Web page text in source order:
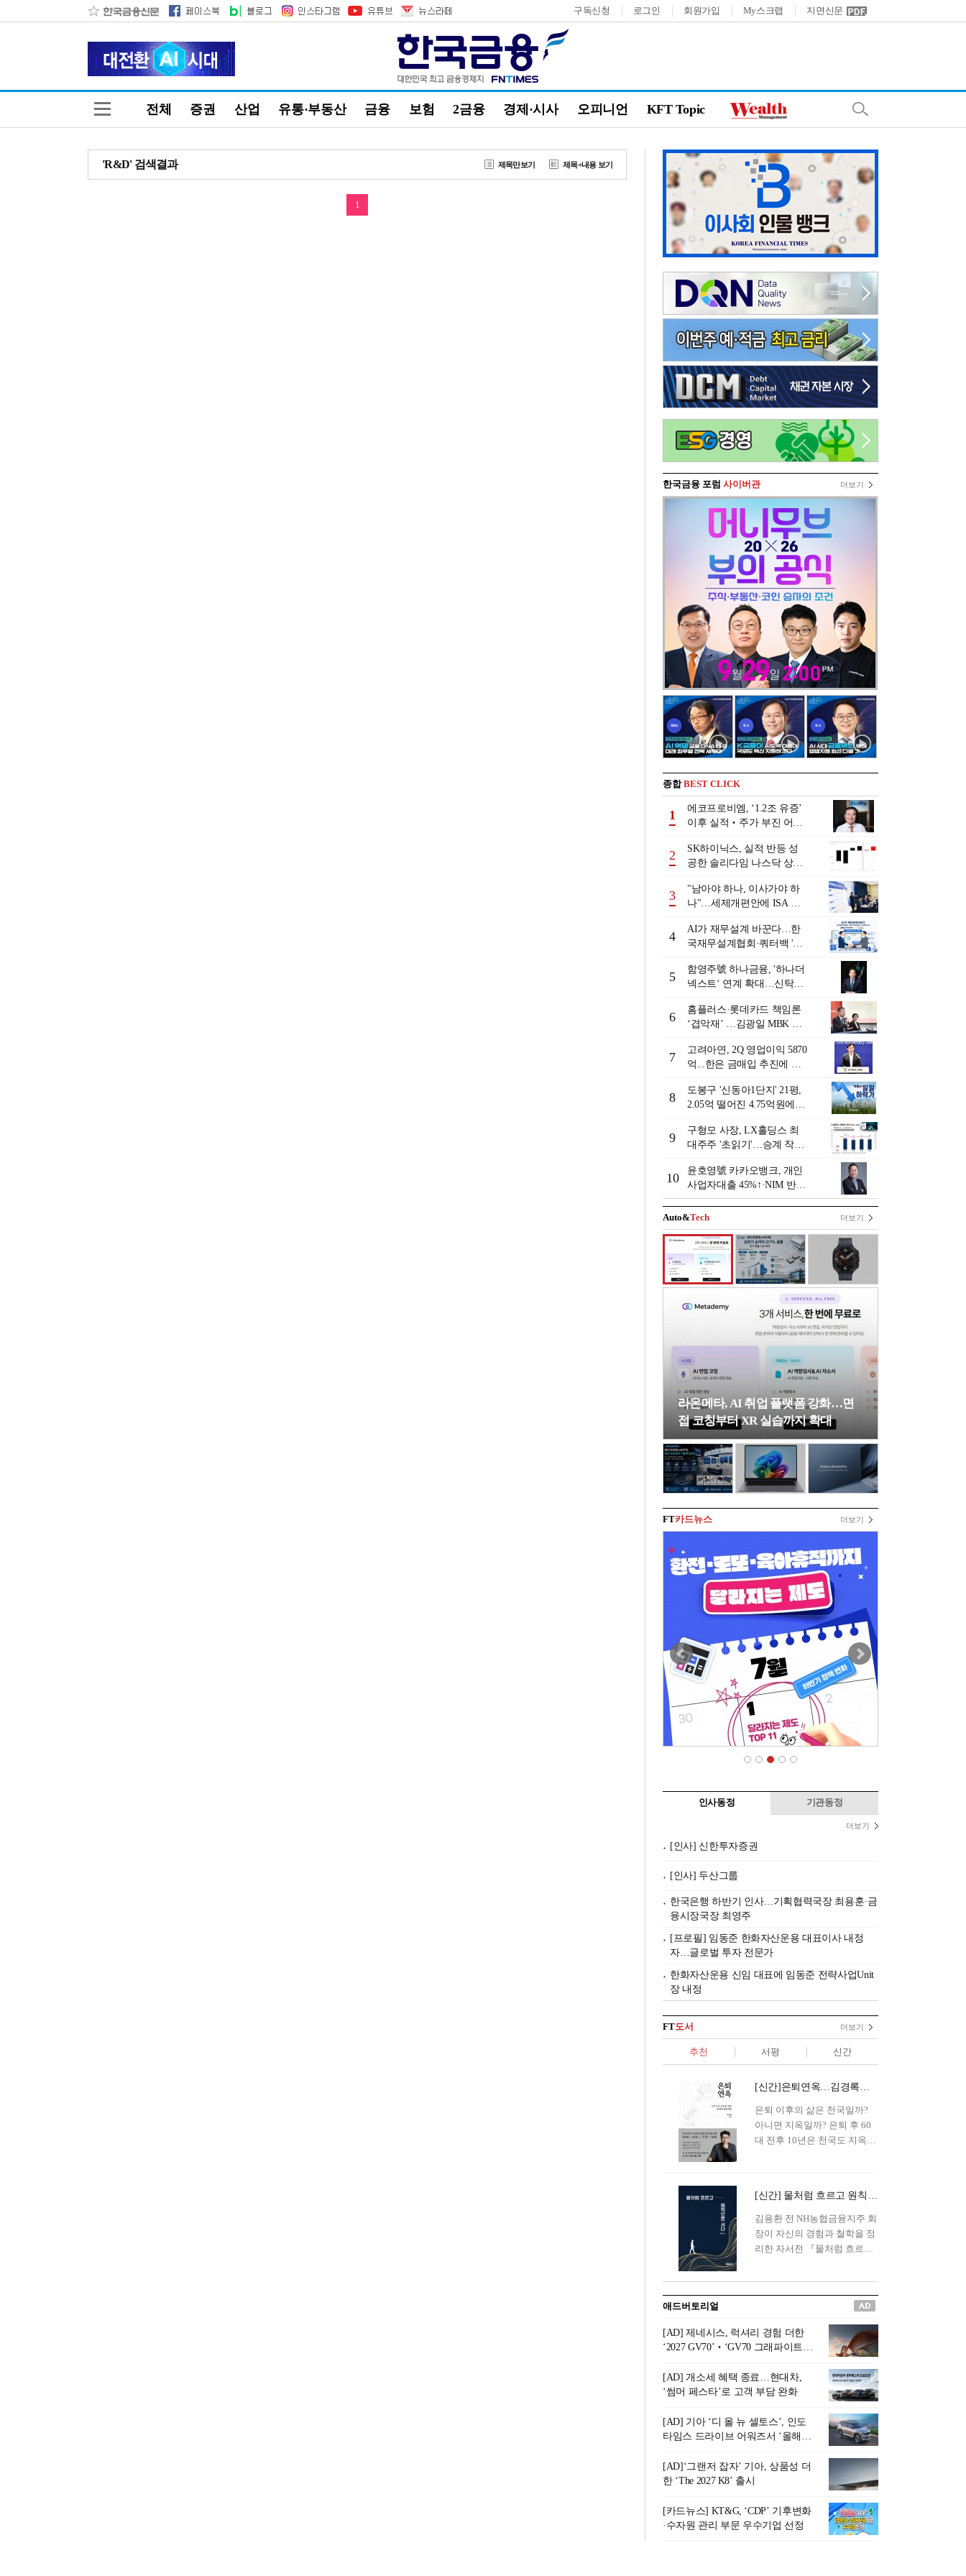
구독신청 로그인 회원가입 My스크랩 지면신문
전체 증권 산업 유통·부동산 금융 보험 2금융 경제·시사 오피니언 KFT Topic
'R&D' 검색결과 제목만보기 제목+내용 보기
1
한국금융 포럼 사이버관 더보기
종합BEST CLICK
1
에코프로비엠, ‘1.2조 유증’
이후 실적‧주가 부진 어쩌
2
SK하이닉스, 실적 반등 성
공한 솔리다임 나스닥 상장
3
"남아야 하나, 이사가야 하
나"…세제개편안에 ISA 투
4
AI가 재무설계 바꾼다…한
국재무설계협회·쿼터백 '베
5
함영주號 하나금융, '하나더
넥스트‘ 연계 확대…신탁수
니어 비즈니스 돋보기]
6
홈플러스·롯데카드 책임론
‘겹악재’ …김광일 MBK 부
7
고려아연, 2Q 영업이익 5870
억...한은 금매입 추진에 주
8
도봉구 '신동아1단지' 21평,
2.05억 떨어진 4.75억원에
9
구형모 사장, LX홀딩스 최
대주주 '초읽기'…승계 작업
10
윤호영號 카카오뱅크, 개인
사업자대출 45%↑·NIM 반
등…플랫폼 수익화 '과제' [2
026 금융사 상반기 실적]
Auto&Tech 더보기
라온메타, AI 취업 플랫폼 강화…면
접 코칭부터 XR 실습까지 확대
FT카드뉴스 더보기
인사동정 기관동정
더보기
[인사] 신한투자증권
[인사] 두산그룹
한국은행 하반기 인사…기획협력국장 최용훈·금
융시장국장 최영주
[프로필] 임동준 한화자산운용 대표이사 내정
자…글로벌 투자 전문가
한화자산운용 신임 대표에 임동준 전략사업Unit
장 내정
FT도서 더보기
추천 서평 신간
[신간]은퇴연옥…김경록의 은퇴 후 삶의 나침반
은퇴 이후의 삶은 천국일까?
아니면 지옥일까? 은퇴 후 60
대 전후 10년은 천국도 지옥도
은퇴 설계를 가이드해 온 김경
록 옵투스자산운용의 고문이
신간 『은퇴연옥』을 내놓았
다.단테는 지옥을 '모든 희망을
록 고문은 새로운 시각을 제시
0년의 과도기는 지옥이 아니라
정화와 성장의 공간인 ‘은퇴연
옥(Purgatory)’이라는 것이다.
연옥은 고통스럽지만 끝이 있
으며, 준비를 통해 천국으로 나
아갈 수 있는 희망의 장소라고
말한
[신간] 물처럼 흐르고 원칙으로 서다…김용환의 통찰을 담다
김용환 전 NH농협금융지주 회
장이 자신의 경험과 철학을 정
리한 자서전 『물처럼 흐르고
통 관료 출신으로 한국 금융의
주요 변곡점마다 중요한 역할
을 하고 금융 경영인으로서 큰
족적을 남긴 김 전 회장이 후배
세대에게 전하는 삶의 조언을
담은 인생 노트다.『물처럼 흐
르고 원칙으로 서다』는 단순
한 자서전을 넘어, 실패를 두려
워하지 않는 용기와 자신에 대
한 믿음이 어떻게 삶을 풍요롭
게 만드는지를 보여주는 지혜
의 보고로 평가된다.김용환 전
회장은 “인생의 목표가 크더라
도 조급해하지 말고 작은 것부
터 하나 하나 성취해 나가
라”고 조언한다. 뼈아픈 실패
조차 성공의 뼈대가 된다는 긍
애드버토리얼
[AD] 제네시스, 럭셔리 경험 더한
‘2027 GV70’‧‘GV70 그래파이트’
[AD] 개소세 혜택 종료…현대차,
‘썸머 페스타’로 고객 부담 완화
[AD] 기아 ‘디 올 뉴 셀토스’, 인도
타임스 드라이브 어워즈서 ‘올해의
[AD]‘그랜저 잡자’ 기아, 상품성 더
한 ‘The 2027 K8’ 출시
[카드뉴스] KT&G, ‘CDP’ 기후변화
·수자원 관리 부문 우수기업 선정